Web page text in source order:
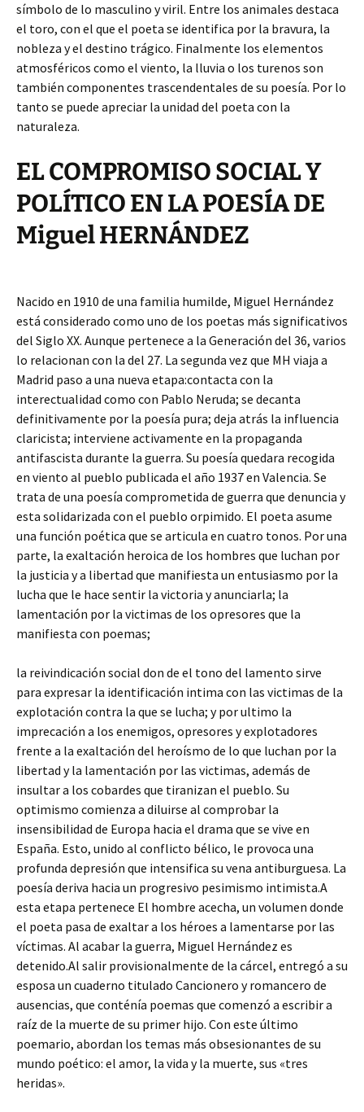
símbolo de lo masculino y viril. Entre los animales destaca
el toro, con el que el poeta se identifica por la bravura, la
nobleza y el destino trágico. Finalmente los elementos
atmosféricos como el viento, la lluvia o los turenos son
también componentes trascendentales de su poesía. Por lo
tanto se puede apreciar la unidad del poeta con la
naturaleza.
EL COMPROMISO SOCIAL Y
POLÍTICO EN LA POESÍA DE
Miguel HERNÁNDEZ
Nacido en 1910 de una familia humilde, Miguel Hernández
está considerado como uno de los poetas más significativos
del Siglo XX. Aunque pertenece a la Generación del 36, varios
lo relacionan con la del 27. La segunda vez que MH viaja a
Madrid paso a una nueva etapa:contacta con la
interectualidad como con Pablo Neruda; se decanta
definitivamente por la poesía pura; deja atrás la influencia
claricista; interviene activamente en la propaganda
antifascista durante la guerra. Su poesía quedara recogida
en viento al pueblo publicada el año 1937 en Valencia. Se
trata de una poesía comprometida de guerra que denuncia y
esta solidarizada con el pueblo orpimido. El poeta asume
una función poética que se articula en cuatro tonos. Por una
parte, la exaltación heroica de los hombres que luchan por
la justicia y a libertad que manifiesta un entusiasmo por la
lucha que le hace sentir la victoria y anunciarla; la
lamentación por la victimas de los opresores que la
manifiesta con poemas;
la reivindicación social don de el tono del lamento sirve
para expresar la identificación intima con las victimas de la
explotación contra la que se lucha; y por ultimo la
imprecación a los enemigos, opresores y explotadores
frente a la exaltación del heroísmo de lo que luchan por la
libertad y la lamentación por las victimas, además de
insultar a los cobardes que tiranizan el pueblo. Su
optimismo comienza a diluirse al comprobar la
insensibilidad de Europa hacia el drama que se vive en
España. Esto, unido al conflicto bélico, le provoca una
profunda depresión que intensifica su vena antiburguesa. La
poesía deriva hacia un progresivo pesimismo intimista.A
esta etapa pertenece El hombre acecha, un volumen donde
el poeta pasa de exaltar a los héroes a lamentarse por las
víctimas. Al acabar la guerra, Miguel Hernández es
detenido.Al salir provisionalmente de la cárcel, entregó a su
esposa un cuaderno titulado Cancionero y romancero de
ausencias, que conténía poemas que comenzó a escribir a
raíz de la muerte de su primer hijo. Con este último
poemario, abordan los temas más obsesionantes de su
mundo poético: el amor, la vida y la muerte, sus «tres
heridas».